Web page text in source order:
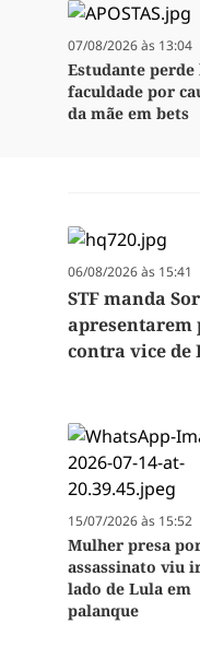
07/08/2026 às 13:04
Estudante perde
faculdade por
da mãe em bets
06/08/2026 às 15:41
STF manda
apresentarem
contra vice de
15/07/2026 às 15:52
Mulher presa
assassinato viu
lado de Lula em
palanque